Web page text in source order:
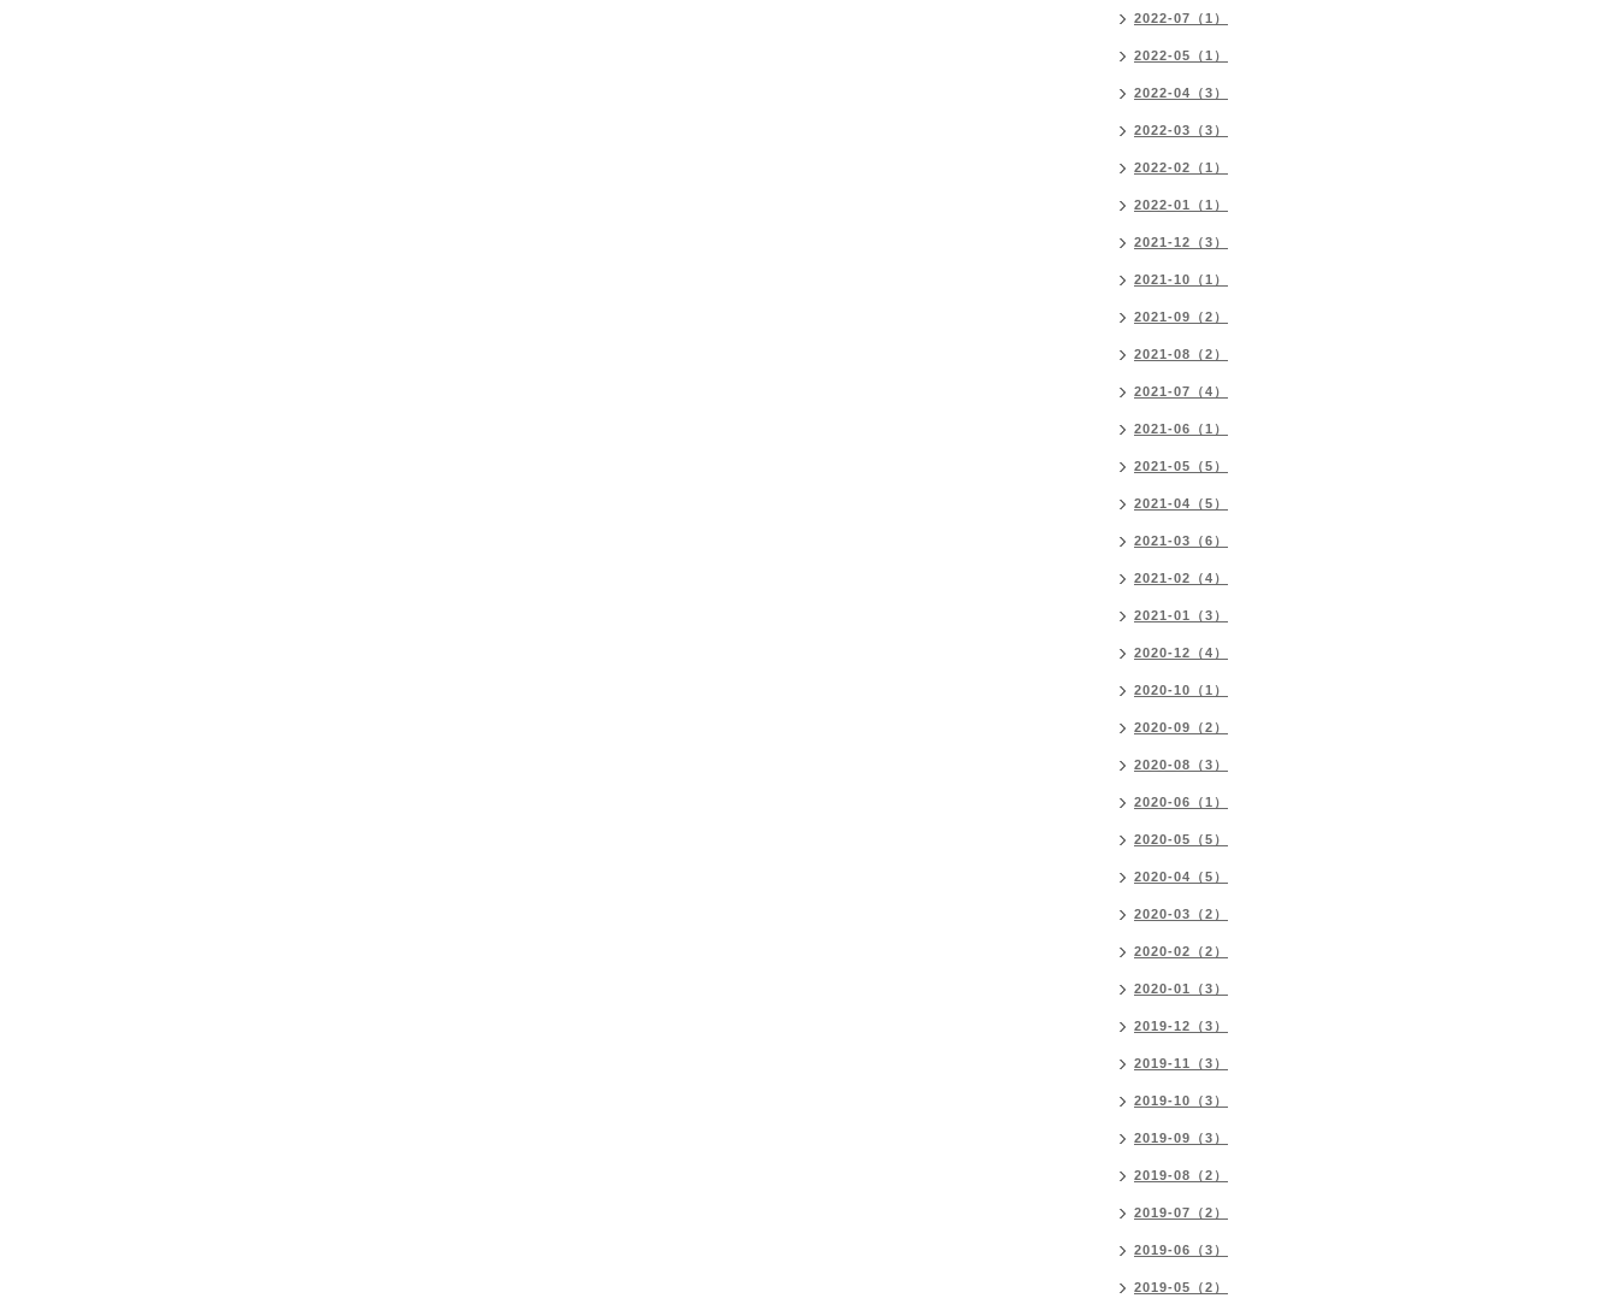
2022-07（1）
2022-05（1）
2022-04（3）
2022-03（3）
2022-02（1）
2022-01（1）
2021-12（3）
2021-10（1）
2021-09（2）
2021-08（2）
2021-07（4）
2021-06（1）
2021-05（5）
2021-04（5）
2021-03（6）
2021-02（4）
2021-01（3）
2020-12（4）
2020-10（1）
2020-09（2）
2020-08（3）
2020-06（1）
2020-05（5）
2020-04（5）
2020-03（2）
2020-02（2）
2020-01（3）
2019-12（3）
2019-11（3）
2019-10（3）
2019-09（3）
2019-08（2）
2019-07（2）
2019-06（3）
2019-05（2）